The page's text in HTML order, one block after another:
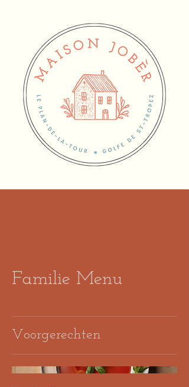
Familie Menu
Voorgerechten